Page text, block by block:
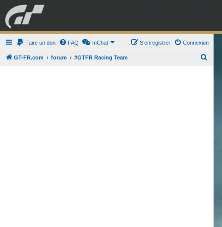
GRAN TURISMO FORUM
Faire un don FAQ mChat Connexion
S’enregistrer
GT-FR.com forum #GTFR Racing Team